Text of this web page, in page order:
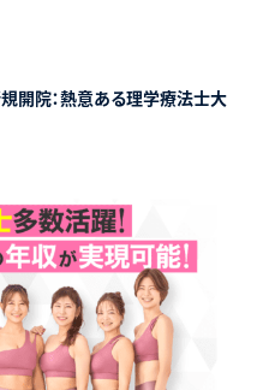
開院：熱意ある理学療法士大